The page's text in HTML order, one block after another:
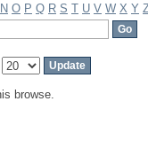
N O P Q R S T U V W X Y
browse.